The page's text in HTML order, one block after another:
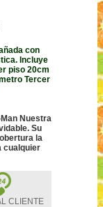
con
Incluye
piso 20cm
Tercer
Nuestra
Su
la
cualquier
CLIENTE